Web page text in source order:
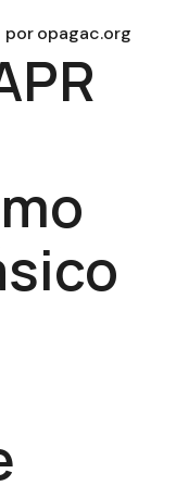
poropagac.org